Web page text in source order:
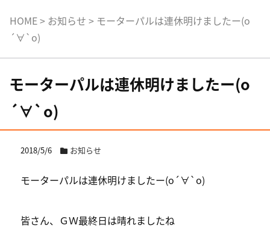
HOME> お知らせ > モーターパルは連休明けましたー(о
´∀`о)
モーターパルは連休明けましたー(о
´∀`о)
2018/5/6 お知らせ
モーターパルは連休明けましたー(о´∀`о)
皆さん、ＧＷ最終日は晴れましたね